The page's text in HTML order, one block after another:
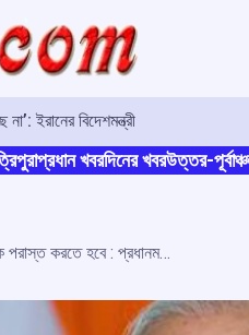
ইরানের বিদেশমন্ত্রী
প্রধান খবরদিনের খবরউত্তর-
মানবতায় বিশ্বাসীদের একত্রিত হয়ে সন্ত্রাসকে পরাস্ত করতে হবে : প্রধানমন্ত্রী